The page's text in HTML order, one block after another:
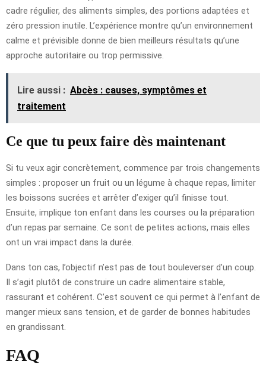
cadre régulier, des aliments simples, des portions adaptées et
zéro pression inutile. L’expérience montre qu’un environnement
calme et prévisible donne de bien meilleurs résultats qu’une
approche autoritaire ou trop permissive.
Lire aussi : Abcès : causes, symptômes et
traitement
Ce que tu peux faire dès maintenant
Si tu veux agir concrètement, commence par trois changements
simples : proposer un fruit ou un légume à chaque repas, limiter
les boissons sucrées et arrêter d’exiger qu’il finisse tout.
Ensuite, implique ton enfant dans les courses ou la préparation
d’un repas par semaine. Ce sont de petites actions, mais elles
ont un vrai impact dans la durée.
Dans ton cas, l’objectif n’est pas de tout bouleverser d’un coup.
Il s’agit plutôt de construire un cadre alimentaire stable,
rassurant et cohérent. C’est souvent ce qui permet à l’enfant de
manger mieux sans tension, et de garder de bonnes habitudes
en grandissant.
FAQ